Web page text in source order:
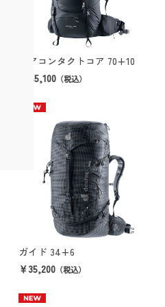
エアコンタクトコア 70+10
￥45,100 （税込）
ガイド 34+6
￥35,200 （税込）